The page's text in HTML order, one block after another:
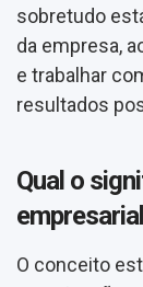
sobretudo
da empresa,
e trabalhar
resultados
Qual o
O conceito